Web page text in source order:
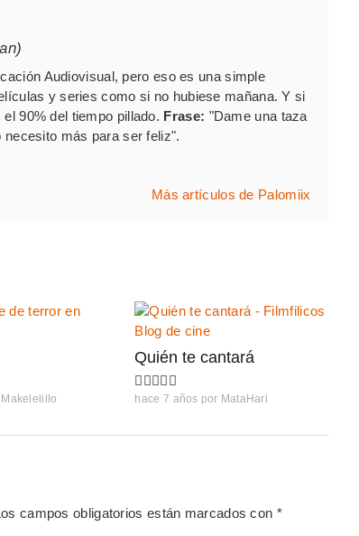
Audiovisual, pero eso es una simple
y series como si no hubiese mañana. Y si
90% del tiempo pillado. Frase: "Dame una taza
más para ser feliz".
Más artículos de Palomiix
Makelelillo
Quién te cantará
hace 7 años por MataHari
campos obligatorios están marcados con *